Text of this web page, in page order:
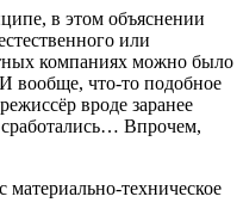
в этом объяснении
или
компаниях можно было
вообще, что-то подобное
вроде заранее
Впрочем,
техническое